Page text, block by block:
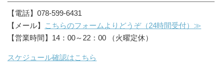
【電話】078-599-6431
【メール】
こちらのフォームよりどうぞ（24時間受付）≫
【営業時間】14：00～22：00 （火曜定休）
スケジュール確認はこちら